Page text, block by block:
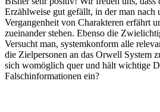
Erzählweise gut gefällt, in der man nach
Vergangenheit von Charakteren erfährt
zueinander stehen. Ebenso die
Versucht man, systemkonform alle
die Zielpersonen an das Orwell System
sich womöglich quer und hält wichtige
Falschinformationen ein?